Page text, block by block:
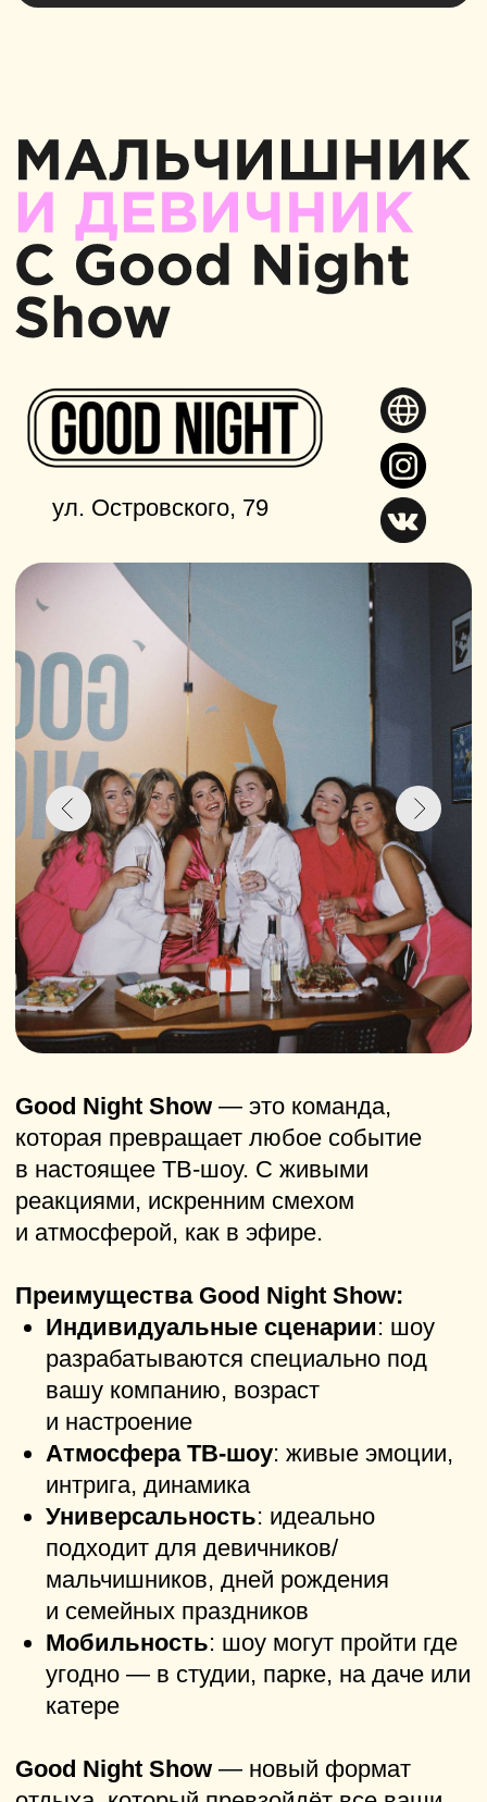
Бесплатный сертификат
[хоум]при регистрации команды
с кодовым словомProkazan
Стильные носочкидля тех, кто
недавно праздновал день
рождения
Тематический раунд про
молодоженов
частной игры на свадьбе
Если вы ещё раздумываете, как
провести незабываемый
Мальчишник/
Девичник, пришло время сыграть в
Квиз, плиз!— увлекательную игру,
которая покорила сердца тысяч людей
по всему миру. Это вечер, где вы можете
завоевать звание самых умных,
расслабиться с бокалом пенного
и обсуждать покемонов или диснеевских
принцесс.
Особенности Квиз, плиз!:
Разнообразие тем и вопросов—
от кино до ядерной физики, для всех
уровней знаний
Форматы на любой вкус—
мемы, 80-е, 90-е, нулевые и 18+
Командный азарт— игра
объединяет друзей, коллег и семью,
создавая дух соперничества
и веселья
Атмосфера лёгкости— юмор,
музыка и динамичный ведущий
удовольствия
ул. Б аумана, 13